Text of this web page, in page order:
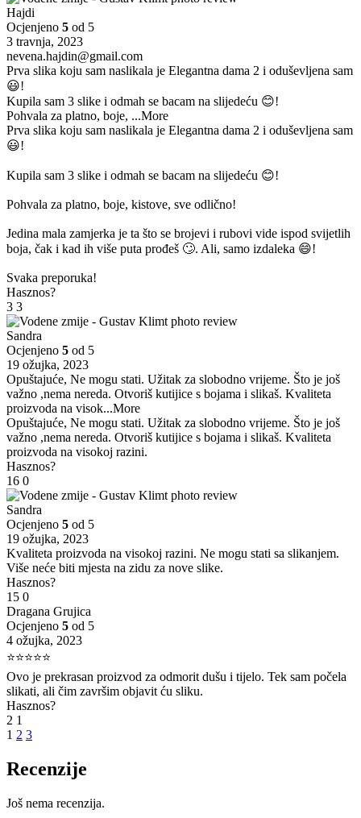
Hajdi
Ocjenjeno 5 od 5
3 travnja, 2023
nevena.hajdin@gmail.com
Prva slika koju sam naslikala je Elegantna dama 2 i oduševljena sam
😃!
Kupila sam 3 slike i odmah se bacam na slijedeću 😊!
Pohvala za platno, boje, ...More
Prva slika koju sam naslikala je Elegantna dama 2 i oduševljena sam
😃!
Kupila sam 3 slike i odmah se bacam na slijedeću 😊!
Pohvala za platno, boje, kistove, sve odlično!
Jedina mala zamjerka je ta što se brojevi i rubovi vide ispod svijetlih
boja, čak i kad ih više puta prođeš 🙄. Ali, samo izdaleka 😄!
Svaka preporuka!
Hasznos?
3 3
Sandra
Ocjenjeno 5 od 5
19 ožujka, 2023
Opuštajuće, Ne mogu stati. Užitak za slobodno vrijeme. Što je još
važno ,nema nereda. Otvoriš kutijice s bojama i slikaš. Kvaliteta
proizvoda na visok...More
Opuštajuće, Ne mogu stati. Užitak za slobodno vrijeme. Što je još
važno ,nema nereda. Otvoriš kutijice s bojama i slikaš. Kvaliteta
proizvoda na visokoj razini.
Hasznos?
16 0
Sandra
Ocjenjeno 5 od 5
19 ožujka, 2023
Kvaliteta proizvoda na visokoj razini. Ne mogu stati sa slikanjem.
Više neće biti mjesta na zidu za nove slike.
Hasznos?
15 0
Dragana Grujica
Ocjenjeno 5 od 5
4 ožujka, 2023
⭐⭐⭐⭐⭐
Ovo je prekrasan proizvod za odmorit dušu i tijelo. Tek sam počela
slikati, ali čim završim objavit ću sliku.
Hasznos?
2 1
1 2 3
Recenzije
Još nema recenzija.